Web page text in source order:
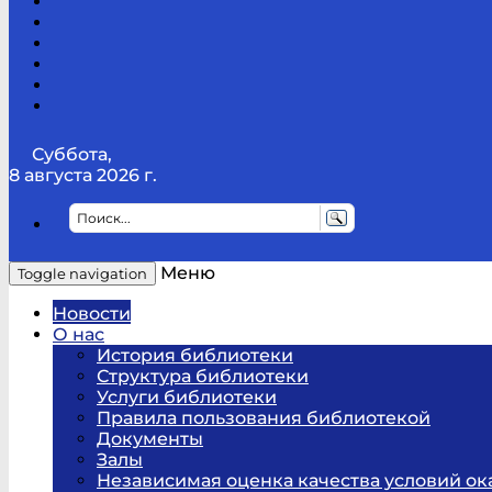
Суббота,
8 августа 2026 г.
Toggle navigation
Меню
Новости
О нас
История библиотеки
Структура библиотеки
Услуги библиотеки
Правила пользования библиотекой
Документы
Залы
Независимая оценка качества условий